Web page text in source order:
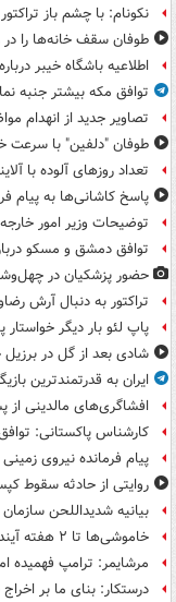
نکونام: با چشم باز
طوفان سقف خانه‌ها را در
اطلاعیه باشگاه خیبر
توافق مکه بیشتر جنبه
تصاویر جدید از انهدام
طوفان "دلفین" با سرعت
تعداد روزهای آلوده با آلاینده اُزن ۲۷
پاسخ کاشانی‌ها به پیام
توضیحات وزیر امور
توافق دمشق و مسکو
حضور پزشکیان در
تراکتور به دنبال آرش
پاپ لئو بار دیگر
شادی بعد از گل در برزیل
ایران به قدرتمندترین
افشاگری‌های مالدینی از
کارشناس پاکستانی:
پیام فرمانده نیروی
روایتی از حادثه سقوط
بیانیه شدیداللحن
خاموشی‌ها تا ۲ هفته آینده به حداقل می‌رسد
مرشایمر: ترامپ فهمیده
درستکار: بنای ما بر